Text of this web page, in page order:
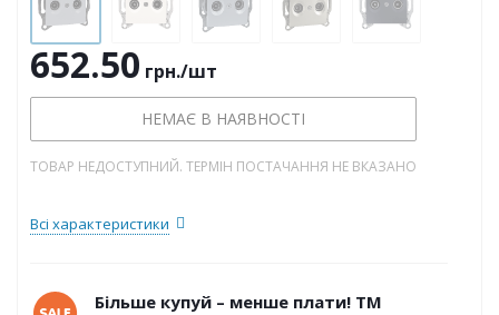
652.50 грн./шт
НЕМАЄ В НАЯВНОСТІ
ТОВАР НЕДОСТУПНИЙ. ТЕРМІН ПОСТАЧАННЯ НЕ ВКАЗАНО
Всі характеристики
Більше купуй – менше плати! ТМ